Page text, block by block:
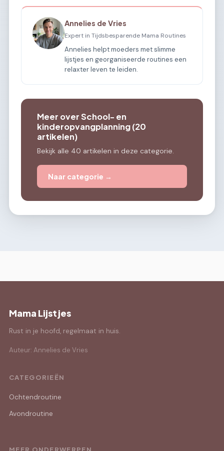
Annelies de Vries
Expert in Tijdsbesparende Mama Routines
Annelies helpt moeders met slimme
lijstjes en georganiseerde routines een
relaxter leven te leiden.
Meer over School- en
kinderopvangplanning (20
artikelen)
Bekijk alle 40 artikelen in deze categorie.
Naar categorie →
Mama Lijstjes
Rust in je hoofd, regelmaat in huis.
Auteur: Annelies de Vries
CATEGORIEËN
Ochtendroutine
Avondroutine